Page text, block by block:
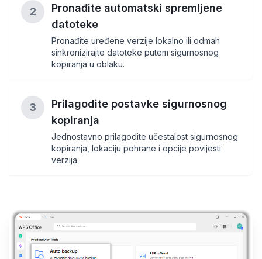
2
Pronađite automatski spremljene
datoteke
Pronađite uređene verzije lokalno ili odmah
sinkronizirajte datoteke putem sigurnosnog
kopiranja u oblaku.
3
Prilagodite postavke sigurnosnog
kopiranja
Jednostavno prilagodite učestalost sigurnosnog
kopiranja, lokaciju pohrane i opcije povijesti
verzija.